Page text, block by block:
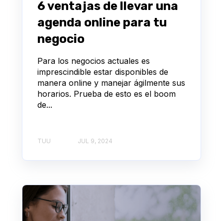
6 ventajas de llevar una
agenda online para tu
negocio
Para los negocios actuales es
imprescindible estar disponibles de
manera online y manejar ágilmente sus
horarios. Prueba de esto es el boom
de...
TUU JUL 9, 2024